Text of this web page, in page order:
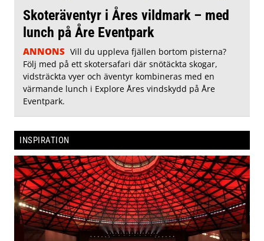
Skoteräventyr i Åres vildmark – med
lunch på Åre Eventpark
ANNONS Vill du uppleva fjällen bortom pisterna?
Följ med på ett skotersafari där snötäckta skogar,
vidsträckta vyer och äventyr kombineras med en
värmande lunch i Explore Åres vindskydd på Åre
Eventpark.
INSPIRATION